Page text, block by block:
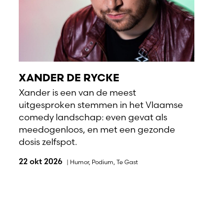
XANDER DE RYCKE
Xander is een van de meest
uitgesproken stemmen in het Vlaamse
comedy landschap: even gevat als
meedogenloos, en met een gezonde
dosis zelfspot.
22 okt 2026 | Humor, Podium, Te Gast